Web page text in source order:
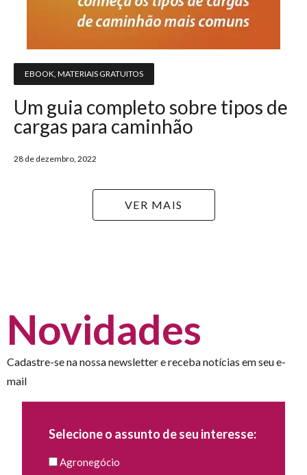
EBOOK MATERIAIS GRATUITOS
Um guia completo sobre tipos de
cargas para caminhão
28 de dezembro, 2022
VER MAIS
Novidades
Cadastre-se na nossa newsletter e receba notícias em seu e-
mail
Selecione o assunto de seu interesse:
Agronegócio